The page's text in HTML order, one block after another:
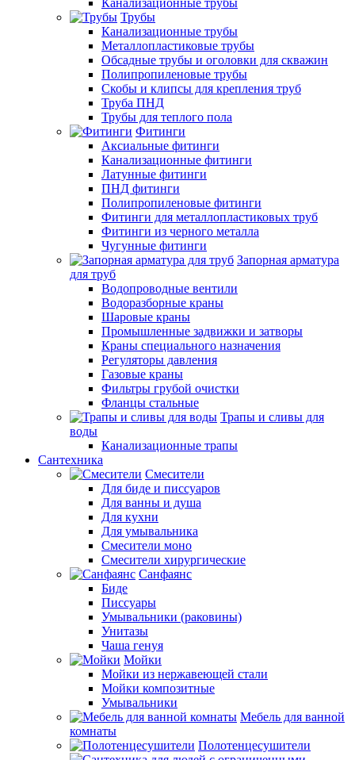
Канализационные трубы
Трубы
Канализационные трубы
Металлопластиковые трубы
Обсадные трубы и оголовки для скважин
Полипропиленовые трубы
Скобы и клипсы для крепления труб
Труба ПНД
Трубы для теплого пола
Фитинги
Аксиальные фитинги
Канализационные фитинги
Латунные фитинги
ПНД фитинги
Полипропиленовые фитинги
Фитинги для металлопластиковых труб
Фитинги из черного металла
Чугунные фитинги
Запорная арматура
для труб
Водопроводные вентили
Водоразборные краны
Шаровые краны
Промышленные задвижки и затворы
Краны специального назначения
Регуляторы давления
Газовые краны
Фильтры грубой очистки
Фланцы стальные
Трапы и сливы для
воды
Канализационные трапы
Сантехника
Смесители
Для биде и писсуаров
Для ванны и душа
Для кухни
Для умывальника
Смесители моно
Смесители хирургические
Санфаянс
Биде
Писсуары
Умывальники (раковины)
Унитазы
Чаша генуя
Мойки
Мойки из нержавеющей стали
Мойки композитные
Умывальники
Мебель для ванной
комнаты
Полотенцесушители